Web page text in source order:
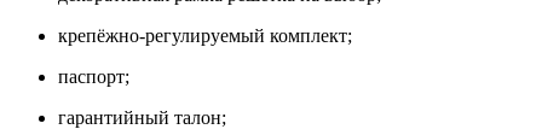
крепёжно-регулируемый комплект;
паспорт;
гарантийный талон;